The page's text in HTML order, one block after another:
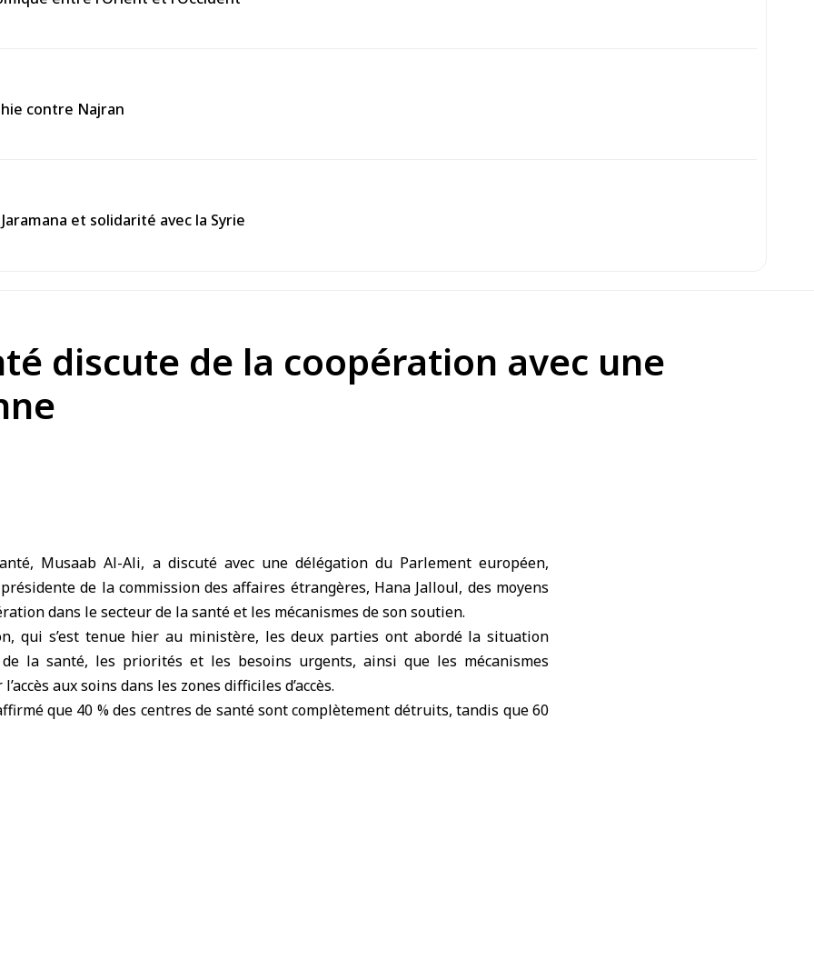
contre Najran
et solidarité avec la Syrie
discute de la coopération avec une
, Musaab Al-Ali, a discuté avec unedélégation du Parlement européen,
de la commission des affaires étrangères, Hana Jalloul, des moyens
dans le secteur de la santé et les mécanismes de son soutien.
qui s’est tenue hier au ministère, les deux parties ont abordé la situation
de la santé, les priorités et les besoins urgents, ainsi que les mécanismes
l’accès aux soins dans les zones difficiles d’accès.
que 40 % des centres de santé sont complètement détruits, tandis que 60